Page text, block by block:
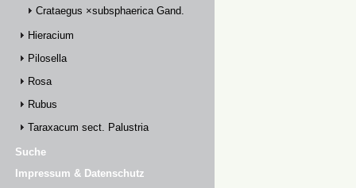
Crataegus ×subsphaerica Gand.
Hieracium
Pilosella
Rosa
Rubus
Taraxacum sect. Palustria
Suche
Impressum & Datenschutz